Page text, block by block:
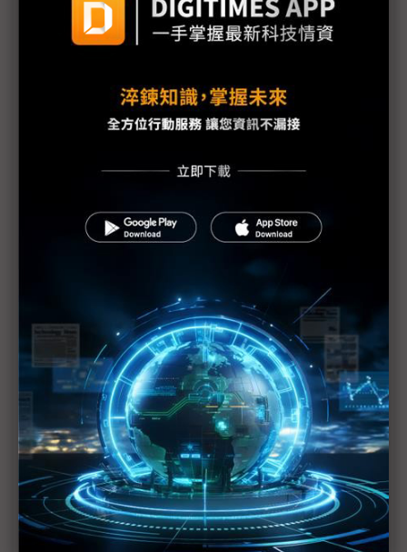
蘋果AI布局處早期階段 John Ternus：著重在用戶
蘋果新掌門人硬體工程出身 台廠盼訂單擺脫價格導
陽」照拂
圖表1分鐘：蘋果Tim Cook時代市值與關鍵時刻
科技1分鐘：接棒蘋果執行長的John Ternus是誰？
科技1分鐘：John Ternus推動的低碳硬體設計
MacBook Neo的幕後推手 蘋果押寶Ternus找回
Jobs產品魂
被評為「謙遜的大好人」 John Ternus協調力見長
蘋果CEO易主硬體老將 iPhone鏡頭、Vision Pro、
CarPlay有看頭